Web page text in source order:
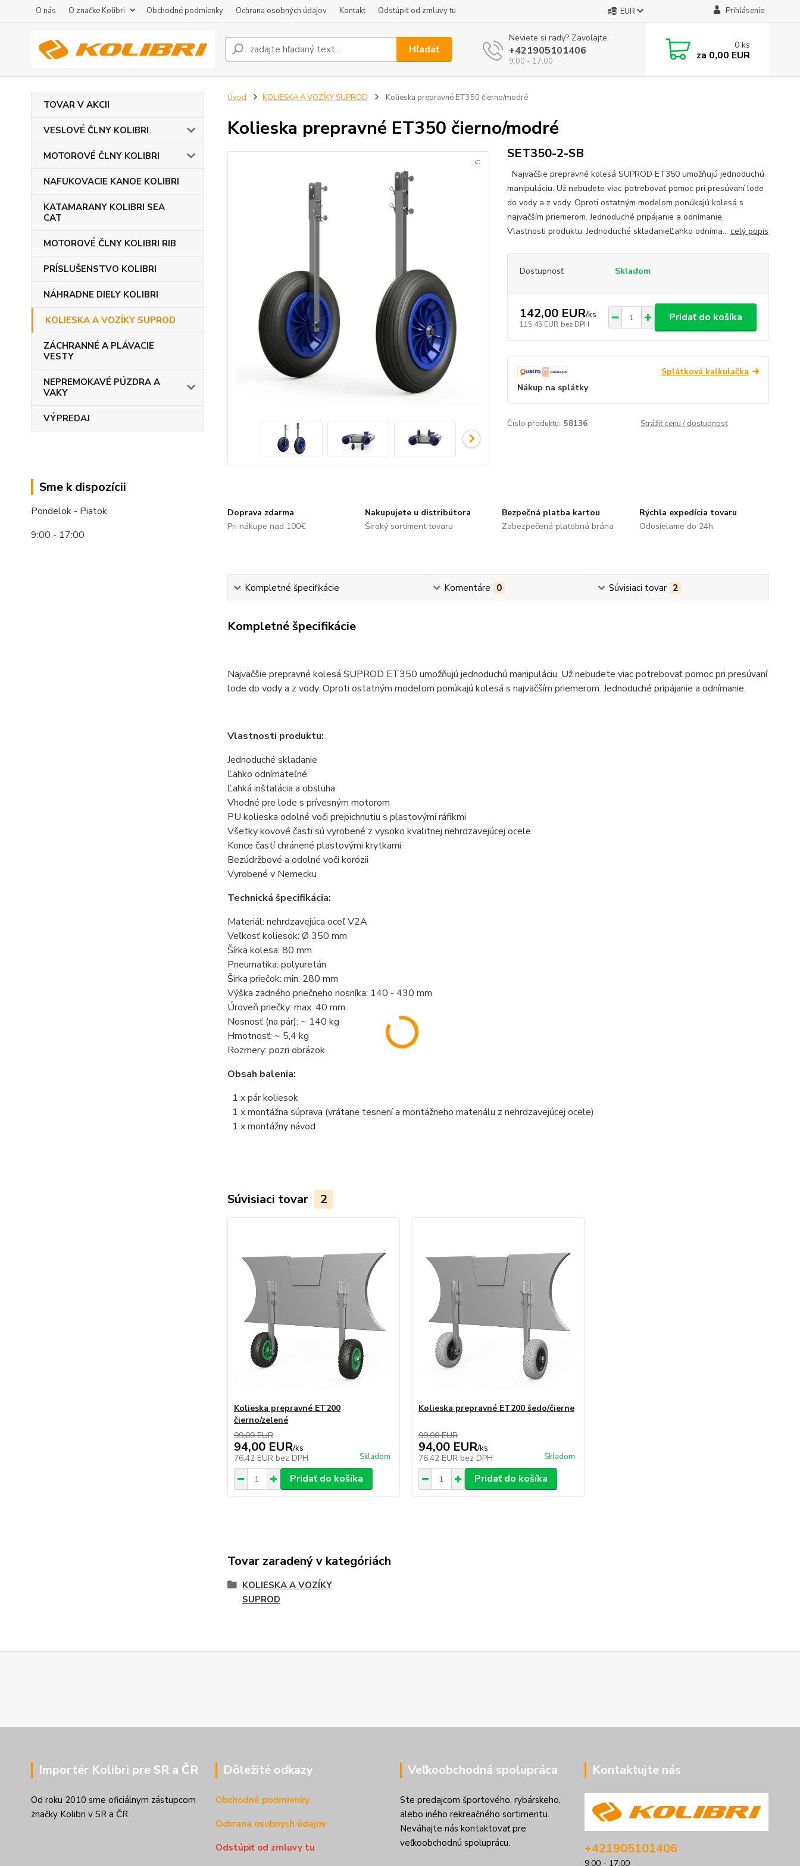
O nás O značke Kolibri Obchodné podmienky Ochrana osobných údajov Kontakt Odstúpiť od zmluvy tu EUR Prihlásenie
Hľadať
Neviete si rady? Zavolajte.
+421905101406
9:00 - 17:00
0 ks
za 0,00 EUR
TOVAR V AKCII
VESLOVÉ ČLNY KOLIBRI
MOTOROVÉ ČLNY KOLIBRI
NAFUKOVACIE KANOE KOLIBRI
KATAMARANY KOLIBRI SEA
CAT
MOTOROVÉ ČLNY KOLIBRI RIB
PRÍSLUŠENSTVO KOLIBRI
NÁHRADNE DIELY KOLIBRI
KOLIESKA A VOZÍKY SUPROD
ZÁCHRANNÉ A PLÁVACIE
VESTY
NEPREMOKAVÉ PÚZDRA A
VAKY
VÝPREDAJ
Sme k dispozícii
Pondelok - Piatok
9:00 - 17:00
Úvod KOLIESKA A VOZÍKY SUPROD Kolieska prepravné ET350 čierno/modré
Kolieska prepravné ET350 čierno/modré
SET350-2-SB
Najväčšie prepravné kolesá SUPROD ET350 umožňujú jednoduchú
manipuláciu. Už nebudete viac potrebovať pomoc pri presúvaní lode
do vody a z vody. Oproti ostatným modelom ponúkajú kolesá s
najväčším priemerom. Jednoduché pripájanie a odnímanie.
Vlastnosti produktu: Jednoduché skladanieĽahko odníma... celý popis
Dostupnosť Skladom
142,00 EUR/ks
115,45 EUR bez DPH
Pridať do košíka
Splátková kalkulačka
Nákup na splátky
Číslo produktu: 58136 Strážiť cenu / dostupnosť
Doprava zdarma
Pri nákupe nad 100€
Nakupujete u distribútora
Široký sortiment tovaru
Bezpečná platba kartou
Zabezpečená platobná brána
Rýchla expedícia tovaru
Odosielame do 24h
Kompletné špecifikácie Komentáre 0 Súvisiaci tovar 2
Kompletné špecifikácie
Najväčšie prepravné kolesá SUPROD ET350 umožňujú jednoduchú manipuláciu. Už nebudete viac potrebovať pomoc pri presúvaní
lode do vody a z vody. Oproti ostatným modelom ponúkajú kolesá s najväčším priemerom. Jednoduché pripájanie a odnímanie.
Vlastnosti produktu:
Jednoduché skladanie
Ľahko odnímateľné
Ľahká inštalácia a obsluha
Vhodné pre lode s prívesným motorom
PU kolieska odolné voči prepichnutiu s plastovými ráfikmi
Všetky kovové časti sú vyrobené z vysoko kvalitnej nehrdzavejúcej ocele
Konce častí chránené plastovými krytkami
Bezúdržbové a odolné voči korózii
Vyrobené v Nemecku
Technická špecifikácia:
Materiál: nehrdzavejúca oceľ V2A
Veľkosť koliesok: Ø 350 mm
Šírka kolesa: 80 mm
Pneumatika: polyuretán
Šírka priečok: min. 280 mm
Výška zadného priečneho nosníka: 140 - 430 mm
Úroveň priečky: max. 40 mm
Nosnosť (na pár): ~ 140 kg
Hmotnosť: ~ 5,4 kg
Rozmery: pozri obrázok
Obsah balenia:
1 x pár koliesok
1 x montážna súprava (vrátane tesnení a montážneho materiálu z nehrdzavejúcej ocele)
1 x montážny návod
Súvisiaci tovar 2
Kolieska prepravné ET200
čierno/zelené
99,00 EUR
94,00 EUR/ks
76,42 EUR bez DPH Skladom
Pridať do košíka
Kolieska prepravné ET200 šedo/čierne
99,00 EUR
94,00 EUR/ks
76,42 EUR bez DPH Skladom
Pridať do košíka
Tovar zaradený v kategóriách
KOLIESKA A VOZÍKY
SUPROD
Importér Kolibri pre SR a ČR
Od roku 2010 sme oficiálnym zástupcom
značky Kolibri v SR a ČR.
Dôležité odkazy
Obchodné podmienky
Ochrana osobných údajov
Odstúpiť od zmluvy tu
Veľkoobchodná spolupráca
Ste predajcom športového, rybárskeho,
alebo iného rekreačného sortimentu.
Neváhajte nás kontaktovať pre
veľkoobchodnú spoluprácu.
Kontaktujte nás
+421905101406
9:00 - 17:00